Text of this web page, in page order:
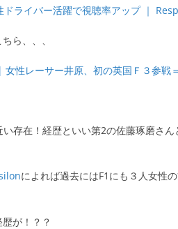
ドライバー活躍で視聴率アップ ｜
ら、、、
性レーサー井原、初の英国Ｆ３参戦
存在！経歴といい第2の佐藤琢磨さ
によれば過去にはF1にも３人女性
が！？？